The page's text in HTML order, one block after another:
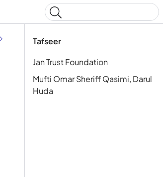
Tafseer
Jan Trust Foundation
Mufti Omar Sheriff Qasimi, Darul
Huda